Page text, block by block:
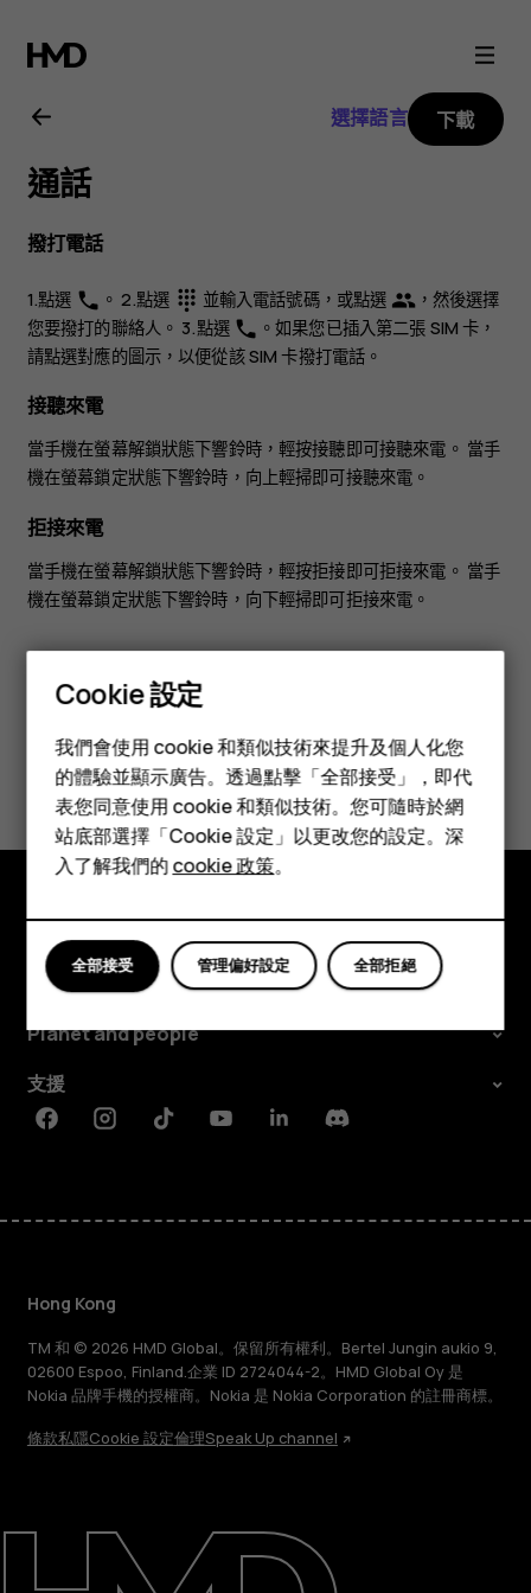
Nokia
C30
用
戶
指
南
智慧型手機
功能型手機
配件
平板電腦
關於
維修、循環再用、回收再造
選擇語言 下載
通話
撥打電話
1.點選 phone 。 2.點選 dialpad 並輸入電話號碼，或點選 group ，然後選擇
您要撥打的聯絡人。 3.點選 phone 。如果您已插入第二張 SIM 卡，
請點選對應的圖示，以便從該 SIM 卡撥打電話。
接聽來電
當手機在螢幕解鎖狀態下響鈴時，輕按接聽即可接聽來電。 當手
機在螢幕鎖定狀態下響鈴時，向上輕掃即可接聽來電。
拒接來電
當手機在螢幕解鎖狀態下響鈴時，輕按拒接即可拒接來電。 當手
機在螢幕鎖定狀態下響鈴時，向下輕掃即可拒接來電。
您認為這有幫助嗎？
是 否
關於
Planet and people
支援
FacebookInstagramTiktokYoutubeLinkedinDiscord
Hong Kong
TM 和 © 2026 HMD Global。保留所有權利。Bertel Jungin aukio 9,
02600 Espoo, Finland.企業 ID 2724044-2。HMD Global Oy 是
Nokia 品牌手機的授權商。Nokia 是 Nokia Corporation 的註冊商標。
條款私隱Cookie 設定倫理Speak Up channel
Cookie 設定
我們會使用 cookie 和類似技術來提升及個人化您
的體驗並顯示廣告。透過點擊「全部接受」，即代
表您同意使用 cookie 和類似技術。您可隨時於網
站底部選擇「Cookie 設定」以更改您的設定。深
入了解我們的cookie 政策。
全部拒絕
管理偏好設定
全部接受